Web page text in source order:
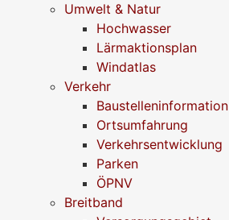
Umwelt & Natur
Hochwasser
Lärmaktionsplan
Windatlas
Verkehr
Baustelleninformation
Ortsumfahrung
Verkehrsentwicklung
Parken
ÖPNV
Breitband